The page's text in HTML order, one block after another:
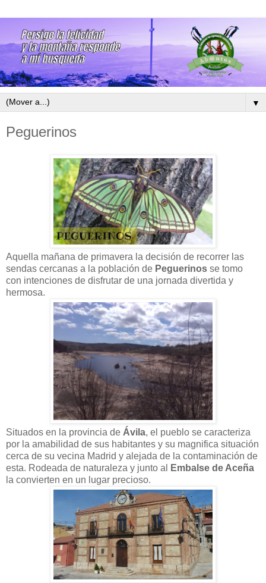
▼
Peguerinos
Aquella mañana de primavera la decisión de recorrer las
sendas cercanas a la población de Peguerinos se tomo
con intenciones de disfrutar de una jornada divertida y
hermosa.
Situados en la provincia de Ávila, el pueblo se caracteriza
por la amabilidad de sus habitantes y su magnifica situación
cerca de su vecina Madrid y alejada de la contaminación de
esta. Rodeada de naturaleza y junto al
Embalse de Aceña
la convierten en un lugar precioso.